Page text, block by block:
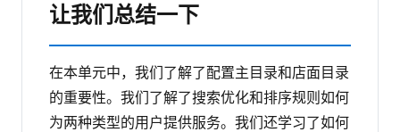
让我们总结一下
在本单元中，我们了解了配置主目录和店面目录
的重要性。我们了解了搜索优化和排序规则如何
为两种类型的用户提供服务。我们还学习了如何